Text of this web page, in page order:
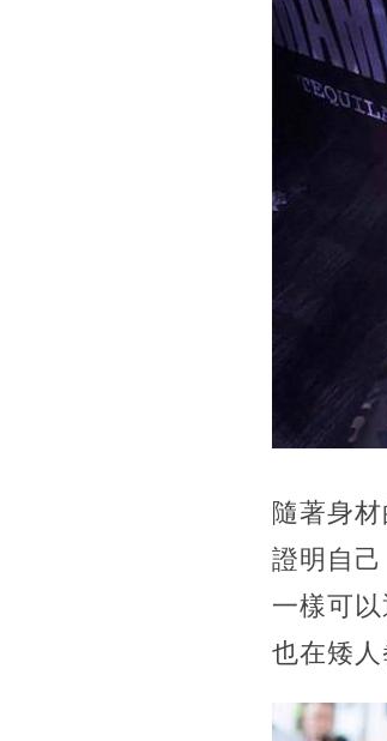
隨著身
證明自
一樣可
也在矮人